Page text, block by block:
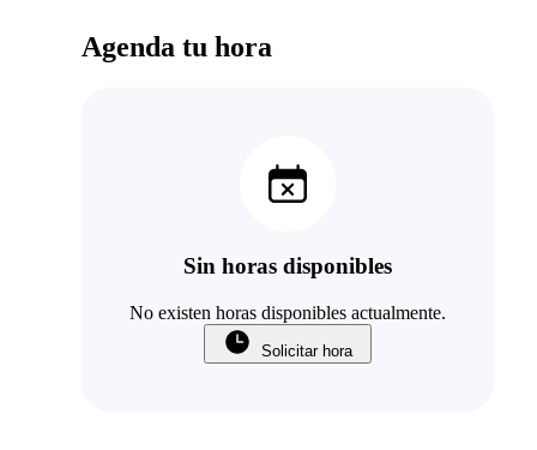
Agenda tu hora
Sin horas disponibles
No existen horas disponibles actualmente.
Solicitar hora